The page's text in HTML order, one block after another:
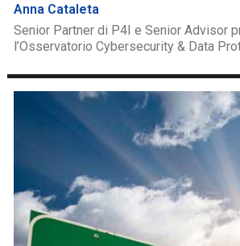
Anna Cataleta
Senior Partner di P4I e Senior Advisor
l’Osservatorio Cybersecurity & Data